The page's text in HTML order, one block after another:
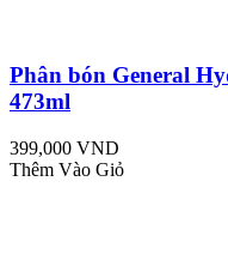
Phân bón General
473ml
399,000 VND
Thêm Vào Giỏ